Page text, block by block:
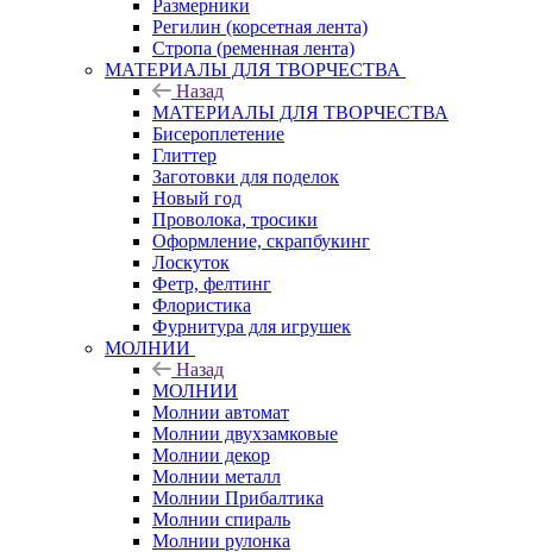
Размерники
Регилин (корсетная лента)
Стропа (ременная лента)
МАТЕРИАЛЫ ДЛЯ ТВОРЧЕСТВА
Назад
МАТЕРИАЛЫ ДЛЯ ТВОРЧЕСТВА
Бисероплетение
Глиттер
Заготовки для поделок
Новый год
Проволока, тросики
Оформление, скрапбукинг
Лоскуток
Фетр, фелтинг
Флористика
Фурнитура для игрушек
МОЛНИИ
Назад
МОЛНИИ
Молнии автомат
Молнии двухзамковые
Молнии декор
Молнии металл
Молнии Прибалтика
Молнии спираль
Молнии рулонка